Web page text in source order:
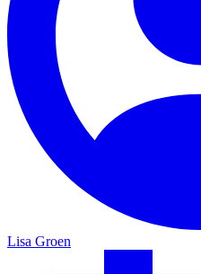
Lisa Groen